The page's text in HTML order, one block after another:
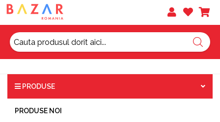
PRODUSE
PRODUSE NOI